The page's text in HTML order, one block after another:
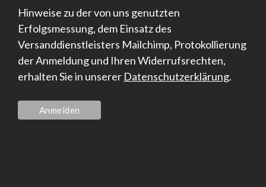
Hinweise zu der von uns genutzten
Erfolgsmessung, dem Einsatz des
Versanddienstleisters Mailchimp, Protokollierung
der Anmeldung und Ihren Widerrufsrechten,
erhalten Sie in unserer Datenschutzerklärung.